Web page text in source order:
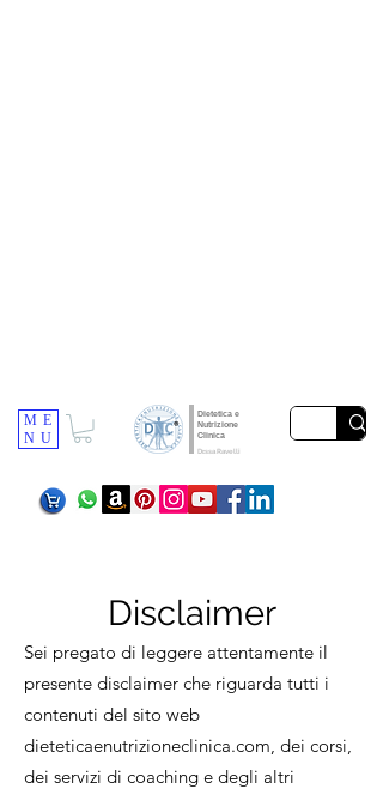
Dietetica e
Nutrizione
Clinica
Dr.ssa Ravelli
ME
NU
Disclaimer
Sei pregato di leggere attentamente il
presente disclaimer che riguarda tutti i
contenuti del sito web
dieteticaenutrizioneclinica.com, dei corsi,
dei servizi di coaching e degli altri